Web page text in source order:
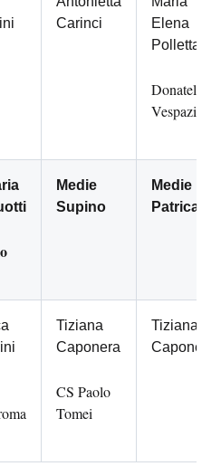
Carinci
Elena
Polletta
Donatella
Vespaziani
Medie
Supino
Medie
Patrica
Tiziana
Caponera
CS Paolo
Tomei
Tiziana
Caponera